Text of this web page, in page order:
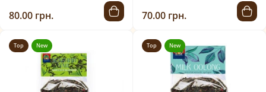
80.00 грн. 70.00 грн.
Top New Top New